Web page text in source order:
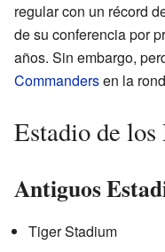
regular con un récord
de su conferencia por
años. Sin embargo,
Commandersen la
Estadio de
Antiguos
Tiger Stadium